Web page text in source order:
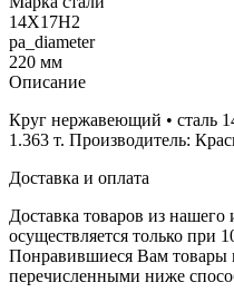
14Х17Н2
pa_diameter
220 мм
Описание
Круг нержавеющий • сталь
1.363 т. Производитель:
Доставка и оплата
Доставка товаров из нашего
осуществляется только при
Понравившиеся Вам товары
перечисленными ниже